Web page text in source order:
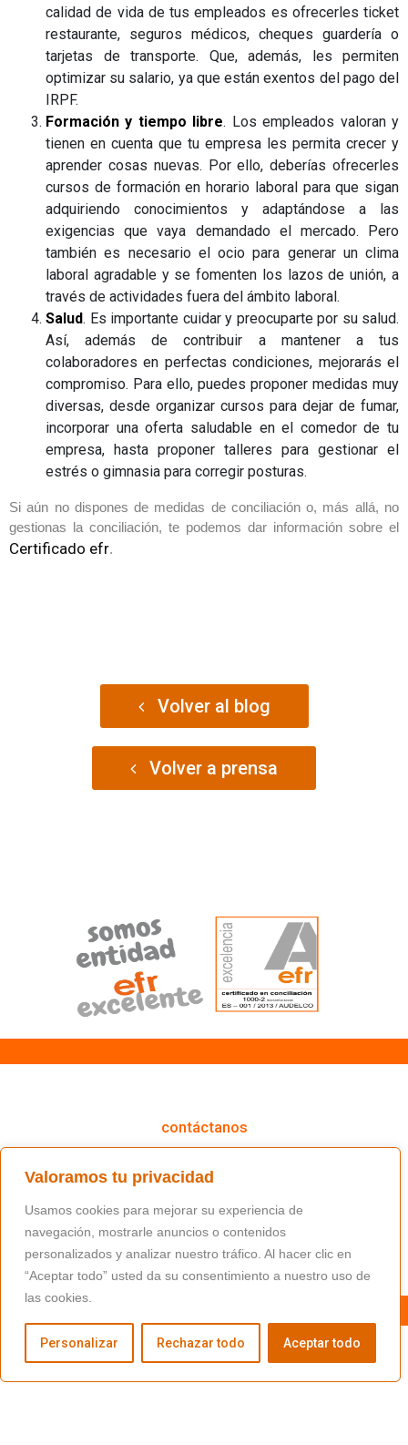
Valoramos tu privacidad
Usamos cookies para mejorar su experiencia de
navegación, mostrarle anuncios o contenidos
personalizados y analizar nuestro tráfico. Al hacer clic en
“Aceptar todo” usted da su consentimiento a nuestro uso de
las cookies.
Personalizar Rechazar todo Aceptar todo
calidad de vida de tus empleados es ofrecerles ticket
restaurante, seguros médicos, cheques guardería o
tarjetas de transporte. Que, además, les permiten
optimizar su salario, ya que están exentos del pago del
IRPF.
Formación y tiempo libre. Los empleados valoran y
tienen en cuenta que tu empresa les permita crecer y
aprender cosas nuevas. Por ello, deberías ofrecerles
cursos de formación en horario laboral para que sigan
adquiriendo conocimientos y adaptándose a las
exigencias que vaya demandado el mercado. Pero
también es necesario el ocio para generar un clima
laboral agradable y se fomenten los lazos de unión, a
través de actividades fuera del ámbito laboral.
Salud. Es importante cuidar y preocuparte por su salud.
Así, además de contribuir a mantener a tus
colaboradores en perfectas condiciones, mejorarás el
compromiso. Para ello, puedes proponer medidas muy
diversas, desde organizar cursos para dejar de fumar,
incorporar una oferta saludable en el comedor de tu
empresa, hasta proponer talleres para gestionar el
estrés o gimnasia para corregir posturas.
Si aún no dispones de medidas de conciliación o, más allá, no
gestionas la conciliación, te podemos dar información sobre el
Certificado efr.
Volver al blog
Volver a prensa
contáctanos
(+34) 91 766 98 56 / fundacion@masfamilia.org
síguenos en nuestras redes sociales